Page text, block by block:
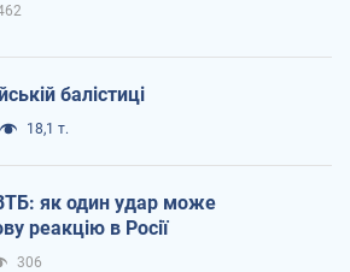
балістиці
18,1 т.
як один удар може
реакцію в Росії
306